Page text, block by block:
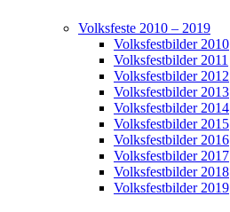
Volksfeste 2010 – 2019
Volksfestbilder 2010
Volksfestbilder 2011
Volksfestbilder 2012
Volksfestbilder 2013
Volksfestbilder 2014
Volksfestbilder 2015
Volksfestbilder 2016
Volksfestbilder 2017
Volksfestbilder 2018
Volksfestbilder 2019